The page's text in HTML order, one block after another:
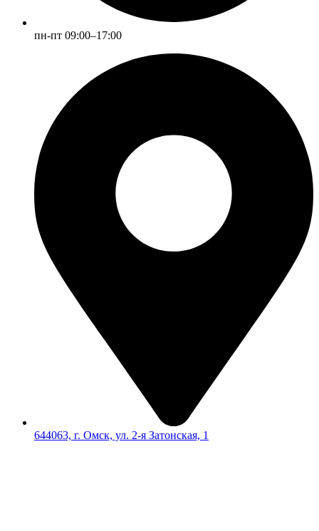
пн-пт 09:00–17:00
644063, г. Омск, ул. 2-я Затонская, 1